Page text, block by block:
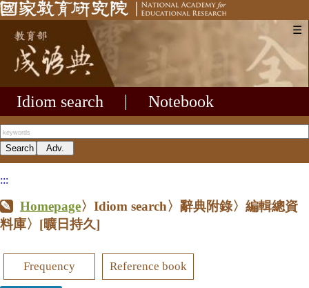
☰
Idiom search Notebook
:::
Homepage〉Idiom search〉辭典附錄〉編輯總資
料庫〉 [曠日持久]
Frequency Reference book